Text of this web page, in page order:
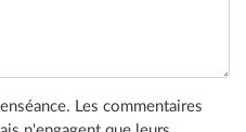
Les commentaires